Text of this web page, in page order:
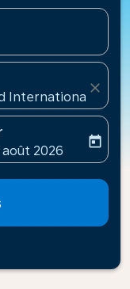
International
close
labelreturn-date-
août 2026
today